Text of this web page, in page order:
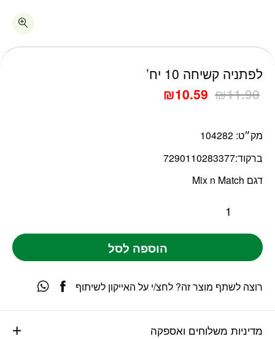
לפתניה קשיחה 10 יח’
₪11.90
₪10.59
דגם Mix n Match
מק״ט: 104282
ברקוד:7290110283377
כמות לפתניה קשיחה 10 יח'
הוספה לסל
מדיניות משלוחים ואספקה
רוצה לשתף מוצר זה? לחצ/י על האייקון לשיתוף